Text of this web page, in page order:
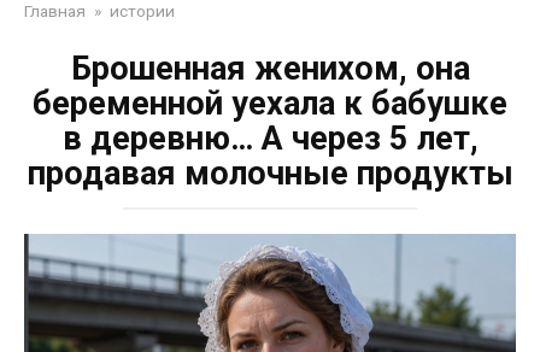
Главная » истории
Брошенная женихом, она
беременной уехала к бабушке
в деревню… А через 5 лет,
продавая молочные продукты